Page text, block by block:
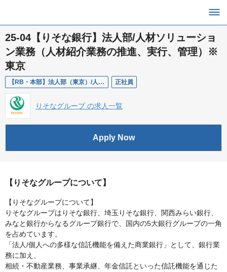
25-04【りそな銀行】法人部/人材ソリューショ
ン業務（人材紹介業務の推進、実行、管理）※
東京
【RB・本部】法人部（東京）/人材ソリューション業務 正社員
りそなグループ の求人一覧
Apply Now
【りそなグループについて】
【りそなグループについて】
りそなグループはりそな銀行、埼玉りそな銀行、関西みらい銀行、
みなと銀行からなるグループ銀行で、国内の5大銀行グループの一角
を占めています。
「法人/個人への多様な信託機能を備えた商業銀行」として、銀行業
務に加え、
相続・不動産業務、事業承継、年金信託といった信託機能を通じた